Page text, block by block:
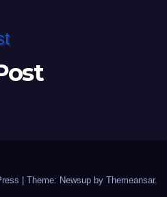
Theme: Newsup by Themeansar.